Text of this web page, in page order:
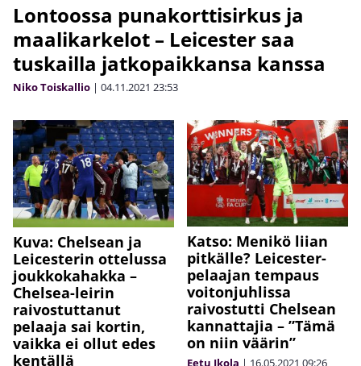
Lontoossa punakorttisirkus ja
maalikarkelot – Leicester saa
tuskailla jatkopaikkansa kanssa
Niko Toiskallio | 04.11.2021 23:53
Kuva: Chelsean ja
Leicesterin ottelussa
joukkokahakka –
Chelsea-leirin
raivostuttanut
pelaaja sai kortin,
vaikka ei ollut edes
kentällä
Katso: Menikö liian
pitkälle? Leicester-
pelaajan tempaus
voitonjuhlissa
raivostutti Chelsean
kannattajia – ”Tämä
on niin väärin”